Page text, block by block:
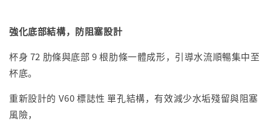
強化底部結構，防阻塞設計
杯身 72 肋條與底部 9 根肋條一體成形，引導水流順暢集中至
杯底。
重新設計的 V60 標誌性 單孔結構，有效減少水垢殘留與阻塞
風險，